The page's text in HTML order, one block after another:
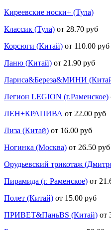
Киреевские носки+ (Тула)
Классик (Тула) от 28.70 руб
Корсюги (Китай) от 110.00 руб
Ланю (Китай) от 21.90 руб
Лариса&Береза&МИНИ
Легион LEGION (г.Раменское)
ЛЕН+КРАПИВА от 22.00 руб
Лиза (Китай) от 16.00 руб
Ногинка (Москва) от 26.50 руб
Орудьевский трикотаж
Пирамида (г. Раменское) от
Полет (Китай) от 15.00 руб
ПРИВЕТ&ПаньBS (Китай) от